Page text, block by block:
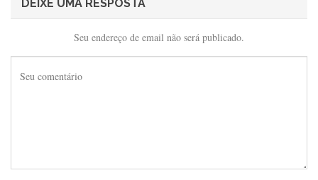
DEIXE UMA RESPOSTA
Seu endereço de email não será publicado.